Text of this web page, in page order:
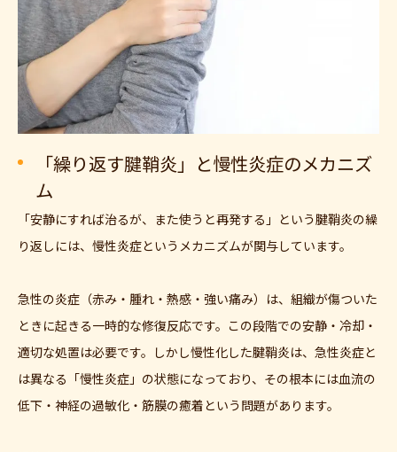
「繰り返す腱鞘炎」と慢性炎症のメカニズ
ム
「安静にすれば治るが、また使うと再発する」という腱鞘炎の繰
り返しには、慢性炎症というメカニズムが関与しています。
急性の炎症（赤み・腫れ・熱感・強い痛み）は、組織が傷ついた
ときに起きる一時的な修復反応です。この段階での安静・冷却・
適切な処置は必要です。しかし慢性化した腱鞘炎は、急性炎症と
は異なる「慢性炎症」の状態になっており、その根本には血流の
低下・神経の過敏化・筋膜の癒着という問題があります。